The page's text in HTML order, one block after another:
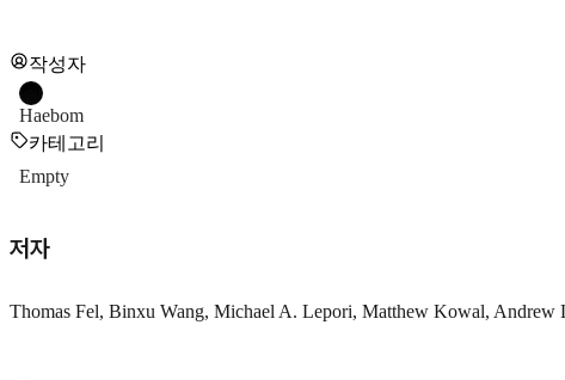
작성자
Haebom
카테고리
Empty
저자
Thomas Fel, Binxu Wang, Michael A. Lepori, Matthew Kowal, Andrew